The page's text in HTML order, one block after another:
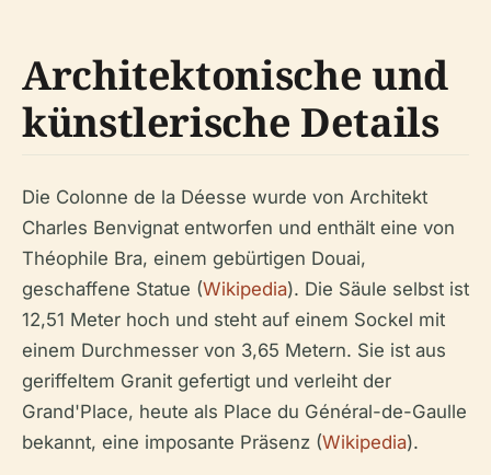
Architektonische und
künstlerische Details
Die Colonne de la Déesse wurde von Architekt
Charles Benvignat entworfen und enthält eine von
Théophile Bra, einem gebürtigen Douai,
geschaffene Statue (Wikipedia). Die Säule selbst ist
12,51 Meter hoch und steht auf einem Sockel mit
einem Durchmesser von 3,65 Metern. Sie ist aus
geriffeltem Granit gefertigt und verleiht der
Grand'Place, heute als Place du Général-de-Gaulle
bekannt, eine imposante Präsenz (Wikipedia).